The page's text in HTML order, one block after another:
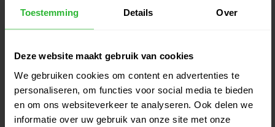
Toestemming Details Over
Deze website maakt gebruik van cookies
We gebruiken cookies om content en advertenties te
personaliseren, om functies voor social media te bieden
en om ons websiteverkeer te analyseren. Ook delen we
informatie over uw gebruik van onze site met onze
Op voorraad
Footjoy Raingrip LH dames
golfhandschoen
Op voorraad
€23,95